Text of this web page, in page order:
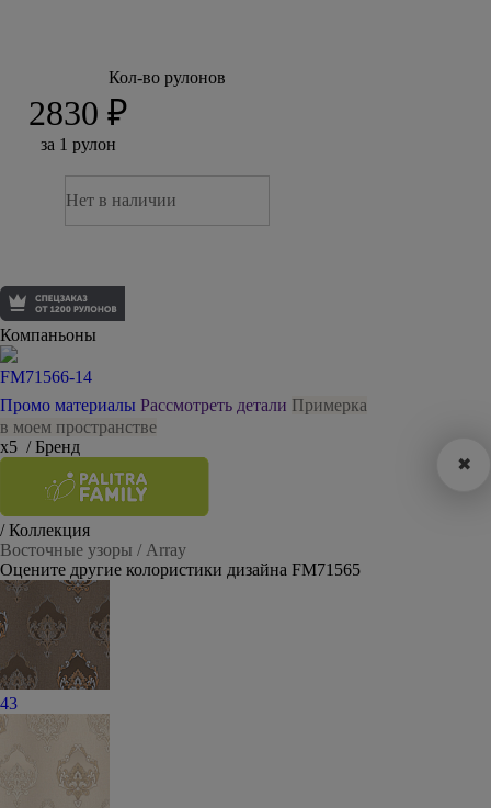
Кол-во рулонов
2830 ₽
за 1 рулон
Нет в наличии
Компаньоны
FM71566-14
Промо материалы Рассмотреть детали Примерка
в моем пространстве
х5
✖
/ Бренд
/ Коллекция
Восточные узоры / Array
Оцените другие колористики дизайна FM71565
43